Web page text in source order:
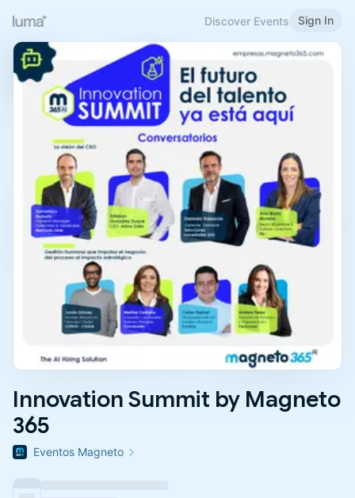
Discover Events Sign In
Innovation Summit by Magneto
365
Eventos Magneto